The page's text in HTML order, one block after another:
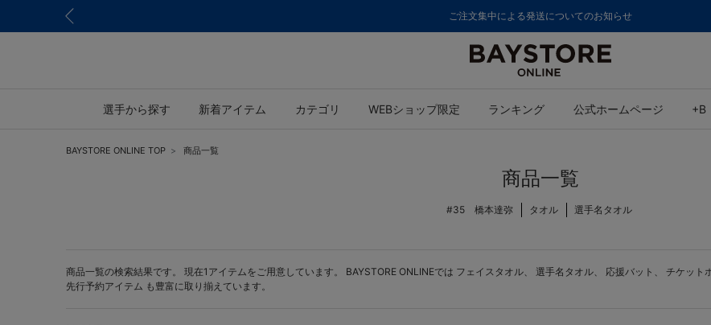
ご注文集中による発送についてのお知らせ
選手から探す 新着アイテム カテゴリ WEBショップ限定 ランキング 公式ホームページ +B
BAYSTORE ONLINE TOP 商品一覧
商品一覧
#35 橋本達弥 タオル 選手名タオル
商品一覧の検索結果です。 現在1アイテムをご用意しています。 BAYSTORE ONLINEでは フェイスタオル、 選手名タオル、 応援バット 、 チケット
先行予約アイテム も豊富に取り揃えています。